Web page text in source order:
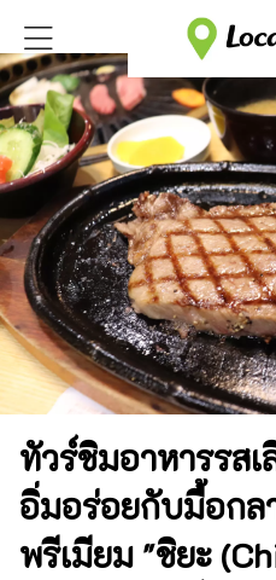
ทัวร์ชิมอาหารรส
อิ่มอร่อยกับมื้อกล
พรีเมียม "ชิยะ